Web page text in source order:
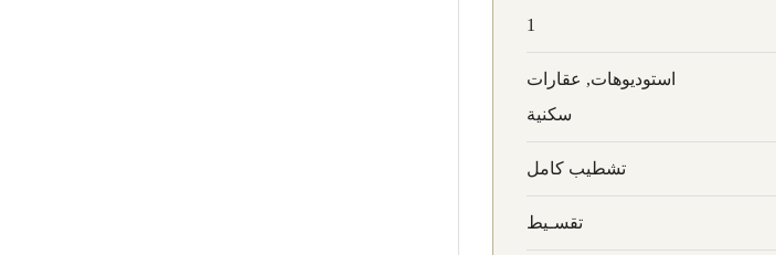
1
استوديوهات, عقارات
سكنية
تشطيب كامل
تقسـيط